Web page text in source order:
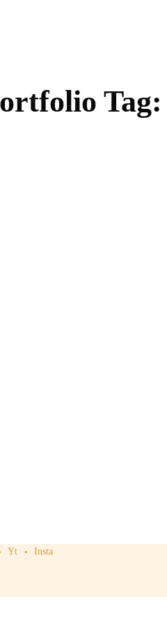
Tag:
Yt Insta